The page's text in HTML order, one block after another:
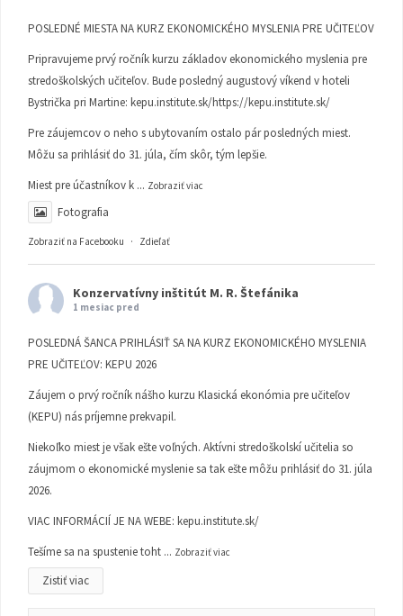
POSLEDNÉ MIESTA NA KURZ EKONOMICKÉHO MYSLENIA PRE UČITEĽOV
Pripravujeme prvý ročník kurzu základov ekonomického myslenia pre
stredoškolských učiteľov. Bude posledný augustový víkend v hoteli
Bystrička pri Martine: kepu.institute.sk/https://kepu.institute.sk/
Pre záujemcov o neho s ubytovaním ostalo pár posledných miest.
Môžu sa prihlásiť do 31. júla, čím skôr, tým lepšie.
Miest pre účastníkov k ... Zobraziť viac
Fotografia
Zobraziť na Facebooku · Zdieľať
Konzervatívny inštitút M. R. Štefánika
1 mesiac pred
POSLEDNÁ ŠANCA PRIHLÁSIŤ SA NA KURZ EKONOMICKÉHO MYSLENIA
PRE UČITEĽOV: KEPU 2026
Záujem o prvý ročník nášho kurzu Klasická ekonómia pre učiteľov
(KEPU) nás príjemne prekvapil.
Niekoľko miest je však ešte voľných. Aktívni stredoškolskí učitelia so
záujmom o ekonomické myslenie sa tak ešte môžu prihlásiť do 31. júla
2026.
VIAC INFORMÁCIÍ JE NA WEBE: kepu.institute.sk/
Tešíme sa na spustenie toht ... Zobraziť viac
Zistiť viac